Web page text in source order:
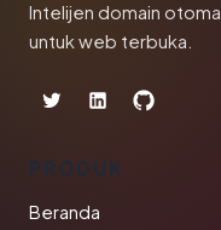
Intelijen domain
untuk web terbuka.
PRODUK
Beranda